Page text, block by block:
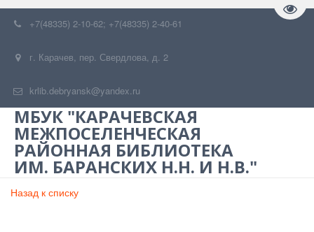
+7(48335) 2-10-62; +7(48335) 2-40-61
г. Карачев, пер. Свердлова, д. 2
krlib.debryansk@yandex.ru
МБУК "КАРАЧЕВСКАЯ
МЕЖПОСЕЛЕНЧЕСКАЯ
РАЙОННАЯ БИБЛИОТЕКА
ИМ. БАРАНСКИХ Н.Н. И Н.В."
Назад к списку